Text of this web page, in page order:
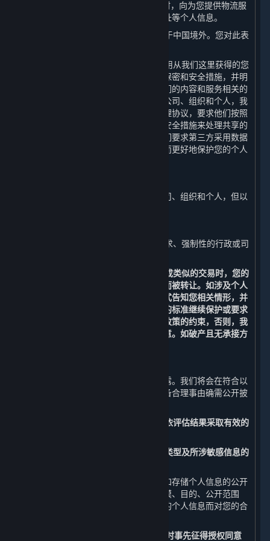
（5） 我们可能在寄送实体商品或奖品时，向为您提供物流服
务的第三方物流公司分享您的姓名及地址等个人信息。
4. 上一条所提及的某些第三方有可能位于中国境外。您对此表
5. 我们将努力促使我们的合作伙伴在使用从我们这里获得的您
的个人信息时遵守本政策及其他适用的保密和安全措施，并明
确要求其仅将共享的个人信息用于与我们的内容和服务相关的
用途。对我们主动与之共享个人信息的公司、组织和个人，我
们会与其签署严格的保密和个人信息处理协议，要求他们按照
相关协议、本政策以采取相关的保密和安全措施来处理共享的
个人信息。在个人敏感信息使用上，我们要求第三方采用数据
匿名化、去标识化或其他处理技术，从而更好地保护您的个人
我们不会将您的个人信息转让给任何公司、组织和个人，但以
2. 根据适用的法律法规、法律程序的要求、强制性的行政或司
3. 在涉及合并、收购、资产转让、破产或类似的交易时，您的
个人信息有可能作为此类交易的一部分而被转让。如涉及个人
信息转让，我们将通过通知、公告等形式告知您相关情形，并
会按照法律法规及不低于本政策所要求的标准继续保护或要求
新的持有您个人信息的受让方继续受本政策的约束，否则，我
们将要求该受让方重新向您征求授权同意。如破产且无承接方
您的个人信息原则上不会被我们公开披露。我们将会在符合以
下要求的情况下，经法律法规授权或具备合理事由确需公开披
1. 事先开展个人信息安全影响评估，并依评估结果采取有效的
2. 向您告知公开披露个人信息的目的、类型及所涉敏感信息的
如公开您的个人信息，我们将准确记录和存储个人信息的公开
披露的情况，包括公开披露的日期、规模、目的、公开范围
等。此外，我们还将承担因公开披露您的个人信息而对您的合
（四） 共享、转让、公开披露个人信息时事先征得授权同意